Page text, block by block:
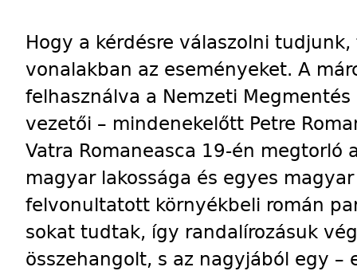
Hogy a kérdésre válaszolni
vonalakban az eseményeket. A
felhasználva a Nemzeti
vezetői – mindenekelőtt Petre
Vatra Romaneasca 19-én megtorló
magyar lakossága és egyes
felvonultatott környékbeli román
sokat tudtak, így randalírozásuk
összehangolt, s az nagyjából egy –